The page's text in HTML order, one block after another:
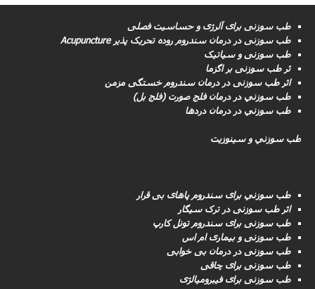
طب سوزنی برای آلرژی و حساسیت فصلی
طب سوزنى در درمان سندروم روده تحریک پذیر Acupuncture
طب سوزنی و سیاتیک
ثر طب سوزنی بر اگزما
اثر طب سوزنی در درمان سندروم خستگی مزمن
طب سوزني در درمان دردها
طب سوزني برای سندروم پاهای بی قرار
اثر طب سوزنی در ترک سیگار
طب سوزنى برای سندروم تونل کارپ
طب سوزنی و بیماری ام اس
طب سوزنى در درمان بی خوابی